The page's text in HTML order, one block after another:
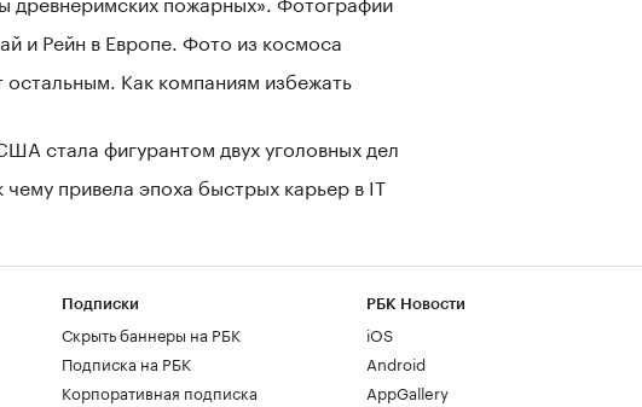
и Рейн в Европе. Фото из космоса
Как компаниям избежать
стала фигурантом двух уголовных дел
привела эпоха быстрых карьер в IT
Подписки
Скрыть баннеры на РБК
Подписка на РБК
Корпоративная подписка
РБК Новости
iOS
Android
AppGallery